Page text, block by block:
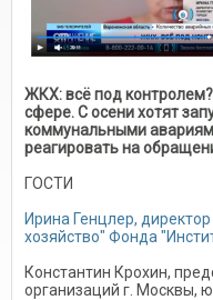
ЖКХ: всё под контролем?
сфере. С осени хотят
коммунальными
реагировать на
ГОСТИ
Ирина Генцлер,
хозяйство" Фонда
Константин Крохин,
организаций г. Москвы,